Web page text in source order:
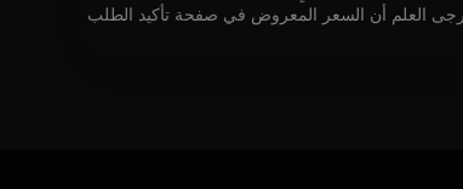
العلم أن السعر المعروض في صفحة تأكيد الطلب